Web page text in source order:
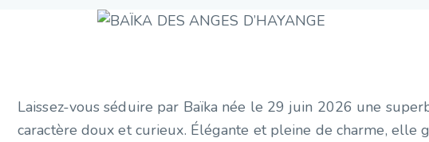
Laissez-vous séduire par Baïka née le 29 juin 2026 une
caractère doux et curieux. Élégante et pleine de charme,